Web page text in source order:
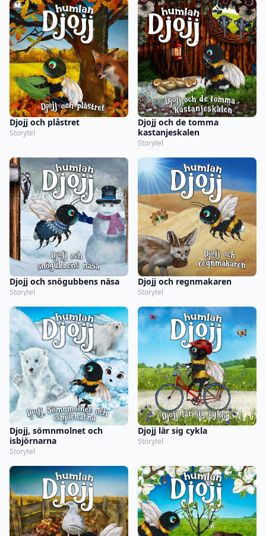
Djojj och plåstret
Storytel
Djojj och de tomma
kastanjeskalen
Storytel
Djojj och snögubbens näsa
Storytel
Djojj och regnmakaren
Storytel
Djojj, sömnmolnet och
isbjörnarna
Storytel
Djojj lär sig cykla
Storytel